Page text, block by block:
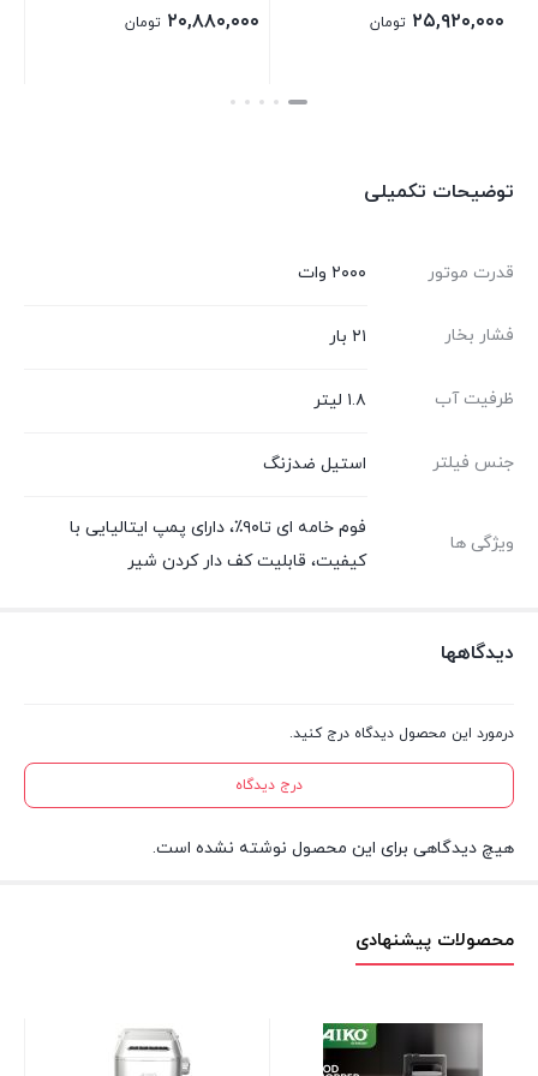
تومان ۲۰,۸۸۰,۰۰۰ تومان ۲۰,۶۴۰,۰۰۰
توضیحات تکمیلی
قدرت موتور ۲۰۰۰ وات
فشار بخار ۲۱ بار
ظرفیت آب ۱.۸ لیتر
جنس فیلتر استیل ضدزنگ
ویژگی ها
فوم خامه ای تا۹۰٪، دارای پمپ ایتالیایی با
کیفیت، قابلیت کف دار کردن شیر
دیدگاهها
درمورد این محصول دیدگاه درج کنید.
درج دیدگاه
هیچ دیدگاهی برای این محصول نوشته نشده است.
محصولات پیشنهادی